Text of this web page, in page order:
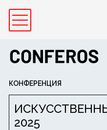
2025
КОНФЕРЕНЦИЯ